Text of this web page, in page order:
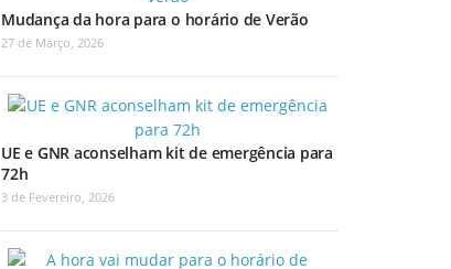
Mudança da hora para o horário de Verão
27 de Março, 2026
UE e GNR aconselham kit de emergência para
72h
3 de Fevereiro, 2026